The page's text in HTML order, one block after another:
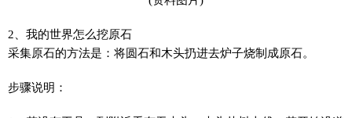
2、我的世界怎么挖原石
采集原石的方法是：将圆石和木头扔进去炉子烧制成原石。
步骤说明：